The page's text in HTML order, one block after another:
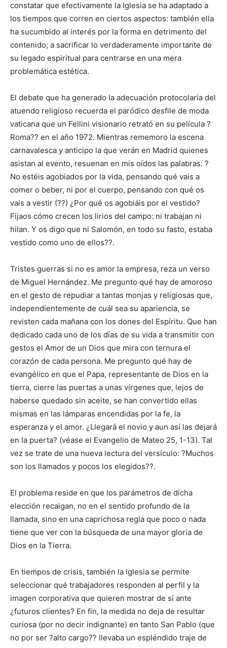
constatar que efectivamente la Iglesia se ha adaptado a
los tiempos que corren en ciertos aspectos: también ella
ha sucumbido al interés por la forma en detrimento del
contenido; a sacrificar lo verdaderamente importante de
su legado espiritual para centrarse en una mera
problemática estética.
El debate que ha generado la adecuación protocolaria del
atuendo religioso recuerda el paródico desfile de moda
vaticana que un Fellini visionario retrató en su película ?
Roma?? en el año 1972. Mientras rememoro la escena
carnavalesca y anticipo la que verán en Madrid quienes
asistan al evento, resuenan en mis oídos las palabras: ?
No estéis agobiados por la vida, pensando qué vais a
comer o beber, ni por el cuerpo, pensando con qué os
vais a vestir (??) ¿Por qué os agobiáis por el vestido?
Fijaos cómo crecen los lirios del campo: ni trabajan ni
hilan. Y os digo que ni Salomón, en todo su fasto, estaba
vestido como uno de ellos??.
Tristes guerras si no es amor la empresa, reza un verso
de Miguel Hernández. Me pregunto qué hay de amoroso
en el gesto de repudiar a tantas monjas y religiosas que,
independientemente de cuál sea su apariencia, se
revisten cada mañana con los dones del Espíritu. Que han
dedicado cada uno de los días de su vida a transmitir con
gestos el Amor de un Dios que mira con ternura el
corazón de cada persona. Me pregunto qué hay de
evangélico en que el Papa, representante de Dios en la
tierra, cierre las puertas a unas vírgenes que, lejos de
haberse quedado sin aceite, se han convertido ellas
mismas en las lámparas encendidas por la fe, la
esperanza y el amor. ¿Llegará el novio y aun así las dejará
en la puerta? (véase el Evangelio de Mateo 25, 1-13). Tal
vez se trate de una nueva lectura del versículo: ?Muchos
son los llamados y pocos los elegidos??.
El problema reside en que los parámetros de dicha
elección recaigan, no en el sentido profundo de la
llamada, sino en una caprichosa regla que poco o nada
tiene que ver con la búsqueda de una mayor gloria de
Dios en la Tierra.
En tiempos de crisis, también la Iglesia se permite
seleccionar qué trabajadores responden al perfil y la
imagen corporativa que quieren mostrar de sí ante
¿futuros clientes? En fin, la medida no deja de resultar
curiosa (por no decir indignante) en tanto San Pablo (que
no por ser ?alto cargo?? llevaba un espléndido traje de